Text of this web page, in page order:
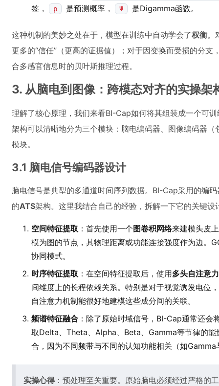
签， p 是预测概率， Ψ 是Digamma函数。
这种机制的美妙之处在于，模型在训练中自动学会了权衡。
更多的“信任”（更高的证据值）；对于因变换而受损的分
合多感官信息时的贝叶斯推理过程。
3. 从脑电到图像：跨模态对齐的实操架
理解了核心原理，我们来看BI-Cap如何将其组装成一个可
架构可以清晰地分为三个模块：脑电编码器、图像编码器
模块。
3.1 脑电信号编码器设计
脑电信号是典型的多通道时间序列数据。BI-Cap采用的编
的ATS架构。这里我结合自己的经验，拆解一下它的关键设
空间特征提取 ：首先使用一个 图卷积网络来建模头皮
模为图的节点，其物理距离或功能连接强度作为边。
协同模式。
时序特征提取 ：在空间特征提取后，使用多头自注意
间维度上的长程依赖关系。特别是对于视觉诱发电位
自注意力机制能很好地建模这些成分间的关联。
频谱特征融合 ：除了原始时域信号，BI-Cap通常还
取Delta、Theta、Alpha、Beta、Gamma等节律的
合，因为不同频带与不同的认知功能相关（如Gamma
实操心得：预处理至关重要。原始脑电必须经过严格的